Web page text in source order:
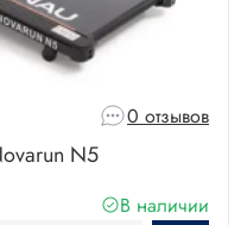
0 отзывов
N5
В наличии